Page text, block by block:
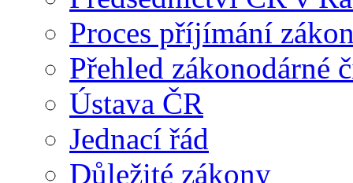
Proces příjímání
Přehled zákonodárné
Ústava ČR
Jednací řád
Důležité zákony